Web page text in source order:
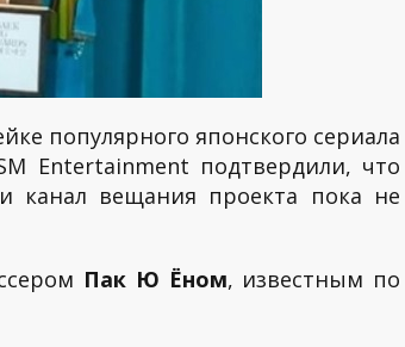
популярного японского сериала
Entertainment подтвердили, что
канал вещания проекта пока не
Пак Ю Ёном, известным по